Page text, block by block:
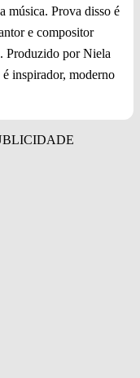
música. Prova disso é
e compositor
Produzido por Niela
inspirador, moderno